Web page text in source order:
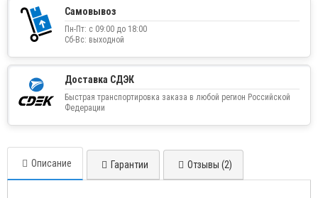
Самовывоз
Пн-Пт: с 09:00 до 18:00
Сб-Вс: выходной
Доставка СДЭК
Быстрая транспортировка заказа в любой регион Российской
Федерации
Описание Гарантии Отзывы (2)